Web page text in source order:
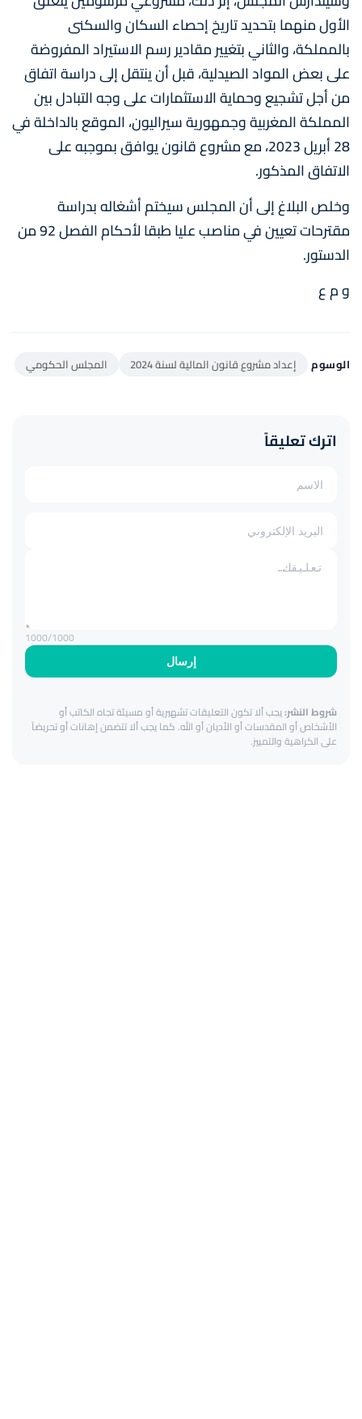
الأول منهما بتحديد تاريخ إحصاء السكان والسكنى
بالمملكة، والثاني بتغيير مقادير رسم الاستيراد المفروضة
على بعض المواد الصيدلية، قبل أن ينتقل إلى دراسة اتفاق
من أجل تشجيع وحماية الاستثمارات على وجه التبادل بين
المملكة المغربية وجمهورية سيراليون، الموقع بالداخلة في
28 أبريل 2023، مع مشروع قانون يوافق بموجبه على
الاتفاق المذكور.
وخلص البلاغ إلى أن المجلس سيختم أشغاله بدراسة
مقترحات تعيين في مناصب عليا طبقا لأحكام الفصل 92 من
الدستور.
و م ع
الوسوم إعداد مشروع قانون المالية لسنة 2024 المجلس الحكومي
اترك تعليقاً
إرسال
1000/1000
شروط النشر:يجب ألا تكون التعليقات تشهيرية أو مسيئة تجاه الكاتب أو
الأشخاص أو المقدسات أو الأديان أو الله. كما يجب ألا تتضمن إهانات أو تحريضاً
على الكراهية والتمييز.